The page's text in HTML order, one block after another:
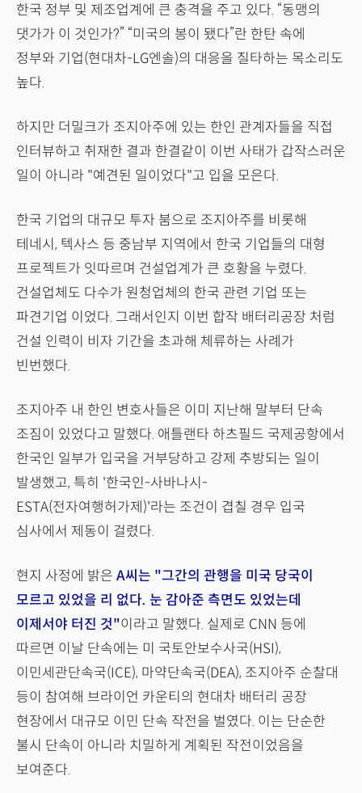
한국 정부 및 제조업계에 큰 충격을 주고 있다. “동맹의
댓가가 이 것인가?” “미국의 봉이 됐다”란 한탄 속에
정부와 기업(현대차-LG엔솔)의 대응을 질타하는 목소리도
높다.
하지만 더밀크가 조지아주에 있는 한인 관계자들을 직접
인터뷰하고 취재한 결과 한결같이 이번 사태가 갑작스러운
일이 아니라 "예견된 일이었다"고 입을 모은다.
한국 기업의 대규모 투자 붐으로 조지아주를 비롯해
테네시, 텍사스 등 중남부 지역에서 한국 기업들의 대형
프로젝트가 잇따르며 건설업계가 큰 호황을 누렸다.
건설업체도 다수가 원청업체의 한국 관련 기업 또는
파견기업 이었다. 그래서인지 이번 합작 배터리공장 처럼
건설 인력이 비자 기간을 초과해 체류하는 사례가
빈번했다.
조지아주 내 한인 변호사들은 이미 지난해 말부터 단속
조짐이 있었다고 말했다. 애틀랜타 하츠필드 국제공항에서
한국인 일부가 입국을 거부당하고 강제 추방되는 일이
발생했고, 특히 '한국인-사바나시-
ESTA(전자여행허가제)'라는 조건이 겹칠 경우 입국
심사에서 제동이 걸렸다.
현지 사정에 밝은 A씨는 "그간의 관행을 미국 당국이
모르고 있었을 리 없다. 눈 감아준 측면도 있었는데
이제서야 터진 것"이라고 말했다. 실제로 CNN 등에
따르면 이날 단속에는 미 국토안보수사국(HSI),
이민세관단속국(ICE), 마약단속국(DEA), 조지아주 순찰대
등이 참여해 브라이언 카운티의 현대차 배터리 공장
현장에서 대규모 이민 단속 작전을 벌였다. 이는 단순한
불시 단속이 아니라 치밀하게 계획된 작전이었음을
보여준다.